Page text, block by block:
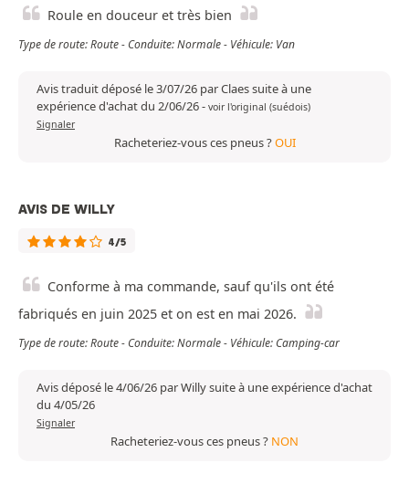
Roule en douceur et très bien
Type de route: Route - Conduite: Normale - Véhicule: Van
Avis traduit déposé le 3/07/26 par Claes suite à une
expérience d'achat du 2/06/26- voir l'original (suédois)
Signaler
Racheteriez-vous ces pneus ?OUI
AVIS DE WILLY
4/5
Conforme à ma commande, sauf qu'ils ont été
fabriqués en juin 2025 et on est en mai 2026.
Type de route: Route - Conduite: Normale - Véhicule: Camping-car
Avis déposé le 4/06/26 par Willy suite à une expérience d'achat
du 4/05/26
Signaler
Racheteriez-vous ces pneus ? NON